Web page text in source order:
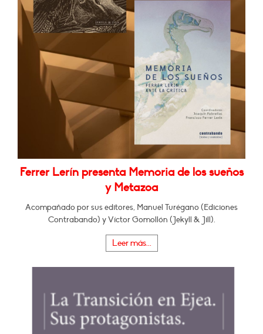
Ferrer Lerín presenta Memoria de los sueños
y Metazoa
Acompañado por sus editores, Manuel Turégano (Ediciones
Contrabando) y Víctor Gomollón (Jekyll & Jill).
Leer más...